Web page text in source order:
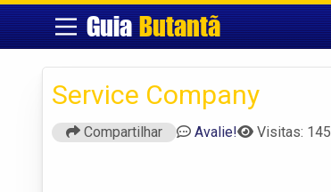
GuiaButantã
Service Company
Compartilhar Avalie! Visitas: 145